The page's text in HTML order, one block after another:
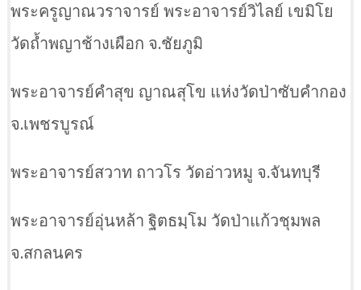
พระครูญาณวราจารย์ พระอาจารย์วิไลย์ เขมิโย
วัดถ้ำพญาช้างเผือก จ.ชัยภูมิ
พระอาจารย์คำสุข ญาณสุโข แห่งวัดป่าซับคำกอง
จ.เพชรบูรณ์
พระอาจารย์สวาท ถาวโร วัดอ่าวหมู จ.จันทบุรี
พระอาจารย์อุ่นหล้า ฐิตธมฺโม วัดป่าแก้วชุมพล
จ.สกลนคร